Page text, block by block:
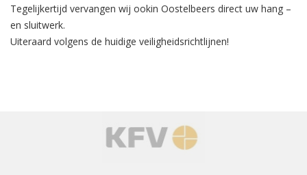
Tegelijkertijd vervangen wij ookin Oostelbeers direct uw hang –
en sluitwerk.
Uiteraard volgens de huidige veiligheidsrichtlijnen!